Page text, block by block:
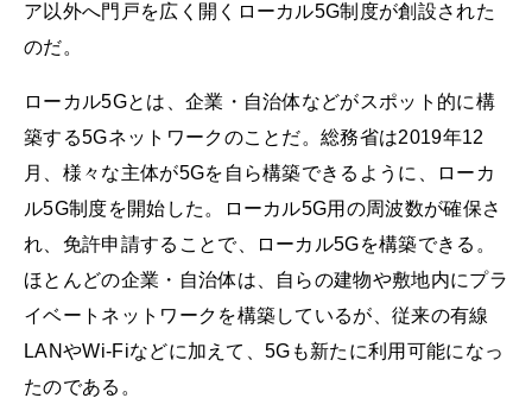
ア以外へ門戸を広く開くローカル5G制度が創設された
のだ。
ローカル5Gとは、企業・自治体などがスポット的に構
築する5Gネットワークのことだ。総務省は2019年12
月、様々な主体が5Gを自ら構築できるように、ローカ
ル5G制度を開始した。ローカル5G用の周波数が確保さ
れ、免許申請することで、ローカル5Gを構築できる。
ほとんどの企業・自治体は、自らの建物や敷地内にプラ
イベートネットワークを構築しているが、従来の有線
LANやWi-Fiなどに加えて、5Gも新たに利用可能になっ
たのである。